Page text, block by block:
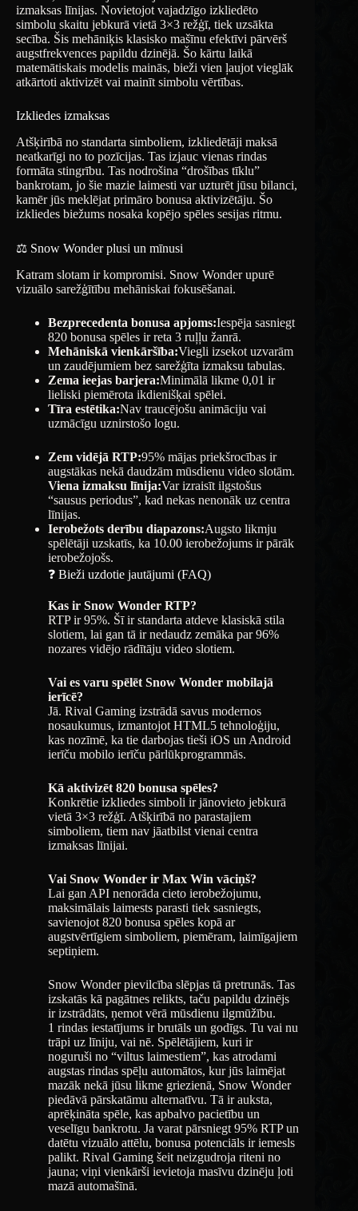
izmaksas līnijas. Novietojot vajadzīgo izkliedēto
simbolu skaitu jebkurā vietā 3×3 režģī, tiek uzsākta
secība. Šis mehāniķis klasisko mašīnu efektīvi pārvērš
augstfrekvences papildu dzinējā. Šo kārtu laikā
matemātiskais modelis mainās, bieži vien ļaujot vieglāk
atkārtoti aktivizēt vai mainīt simbolu vērtības.
Izkliedes izmaksas
Atšķirībā no standarta simboliem, izkliedētāji maksā
neatkarīgi no to pozīcijas. Tas izjauc vienas rindas
formāta stingrību. Tas nodrošina “drošības tīklu”
bankrotam, jo ​​šie mazie laimesti var uzturēt jūsu bilanci,
kamēr jūs meklējat primāro bonusa aktivizētāju. Šo
izkliedes biežums nosaka kopējo spēles sesijas ritmu.
⚖️ Snow Wonder plusi un mīnusi
Katram slotam ir kompromisi. Snow Wonder upurē
vizuālo sarežģītību mehāniskai fokusēšanai.
Bezprecedenta bonusa apjoms:Iespēja sasniegt
820 bonusa spēles ir reta 3 ruļļu žanrā.
Mehāniskā vienkāršība:Viegli izsekot uzvarām
un zaudējumiem bez sarežģīta izmaksu tabulas.
Zema ieejas barjera:Minimālā likme 0,01 ir
lieliski piemērota ikdienišķai spēlei.
Tīra estētika:Nav traucējošu animāciju vai
uzmācīgu uznirstošo logu.
Zem vidējā RTP:95% mājas priekšrocības ir
augstākas nekā daudzām mūsdienu video slotām.
Viena izmaksu līnija:Var izraisīt ilgstošus
“sausus periodus”, kad nekas nenonāk uz centra
līnijas.
Ierobežots derību diapazons:Augsto likmju
spēlētāji uzskatīs, ka 10.00 ierobežojums ir pārāk
ierobežojošs.
❓ Bieži uzdotie jautājumi (FAQ)
Kas ir Snow Wonder RTP?
RTP ir 95%. Šī ir standarta atdeve klasiskā stila
slotiem, lai gan tā ir nedaudz zemāka par 96%
nozares vidējo rādītāju video slotiem.
Vai es varu spēlēt Snow Wonder mobilajā
ierīcē?
Jā. Rival Gaming izstrādā savus modernos
nosaukumus, izmantojot HTML5 tehnoloģiju,
kas nozīmē, ka tie darbojas tieši iOS un Android
ierīču mobilo ierīču pārlūkprogrammās.
Kā aktivizēt 820 bonusa spēles?
Konkrētie izkliedes simboli ir jānovieto jebkurā
vietā 3×3 režģī. Atšķirībā no parastajiem
simboliem, tiem nav jāatbilst vienai centra
izmaksas līnijai.
Vai Snow Wonder ir Max Win vāciņš?
Lai gan API nenorāda cieto ierobežojumu,
maksimālais laimests parasti tiek sasniegts,
savienojot 820 bonusa spēles kopā ar
augstvērtīgiem simboliem, piemēram, laimīgajiem
septiņiem.
Snow Wonder pievilcība slēpjas tā pretrunās. Tas
izskatās kā pagātnes relikts, taču papildu dzinējs
ir izstrādāts, ņemot vērā mūsdienu ilgmūžību.
1 rindas iestatījums ir brutāls un godīgs. Tu vai nu
trāpi uz līniju, vai nē. Spēlētājiem, kuri ir
noguruši no “viltus laimestiem”, kas atrodami
augstas rindas spēļu automātos, kur jūs laimējat
mazāk nekā jūsu likme griezienā, Snow Wonder
piedāvā pārskatāmu alternatīvu. Tā ir auksta,
aprēķināta spēle, kas apbalvo pacietību un
veselīgu bankrotu. Ja varat pārsniegt 95% RTP un
datētu vizuālo attēlu, bonusa potenciāls ir iemesls
palikt. Rival Gaming šeit neizgudroja riteni no
jauna; viņi vienkārši ievietoja masīvu dzinēju ļoti
mazā automašīnā.